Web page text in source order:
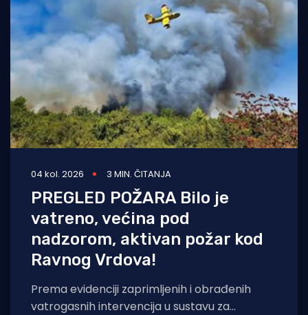
04 kol. 2026 3 MIN. ČITANJA
PREGLED POŽARA Bilo je
vatreno, većina pod
nadzorom, aktivan požar kod
Ravnog Vrdova!
Prema evidenciji zaprimljenih i obrađenih
vatrogasnih intervencija u sustavu za